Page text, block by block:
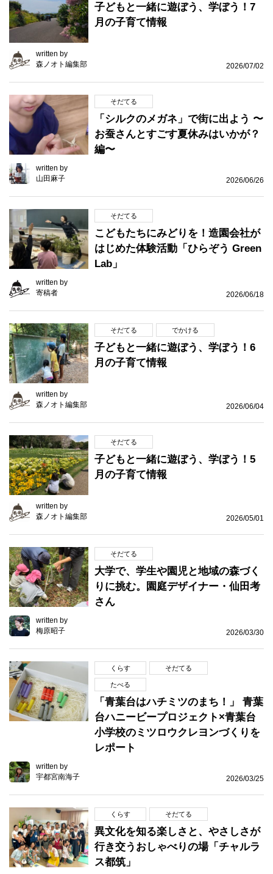
子どもと一緒に遊ぼう、学ぼう！7
月の子育て情報
written by
森ノオト編集部
2026/07/02
そだてる
「シルクのメガネ」で街に出よう 〜
お蚕さんとすごす夏休みはいかが？
編〜
written by
山田麻子
2026/06/26
そだてる
こどもたちにみどりを！造園会社が
はじめた体験活動「ひらぞう Green
Lab」
written by
寄稿者
2026/06/18
そだてる でかける
子どもと一緒に遊ぼう、学ぼう！6
月の子育て情報
written by
森ノオト編集部
2026/06/04
そだてる
子どもと一緒に遊ぼう、学ぼう！5
月の子育て情報
written by
森ノオト編集部
2026/05/01
そだてる
大学で、学生や園児と地域の森づく
りに挑む。園庭デザイナー・仙田考
さん
written by
梅原昭子
2026/03/30
くらす そだてる
たべる
「青葉台はハチミツのまち！」 青葉
台ハニービープロジェクト×青葉台
小学校のミツロウクレヨンづくりを
レポート
written by
宇都宮南海子
2026/03/25
くらす そだてる
異文化を知る楽しさと、やさしさが
行き交うおしゃべりの場「チャルラ
ス都筑」